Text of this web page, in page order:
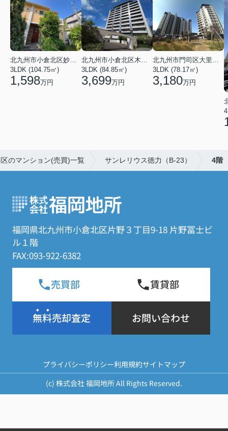
3LDK (104.75㎡)
1,598万円
3LDK (84.85㎡)
3,699万円
3LDK (78.17㎡)
3,180万円
のマンション(売買)一覧 サンレリウス徳力（B-23） 4階
福岡県北九州市小倉北区片野３丁目9-18 片野冨士ビ
ル１階
FAX:093-922-6382
売買部 賃貸部
無料売却査定 お問い合わせ
プライバシーポリシー利用規約サイトマップ
(c) 株式会社 福岡地所 All Rights Reserved.